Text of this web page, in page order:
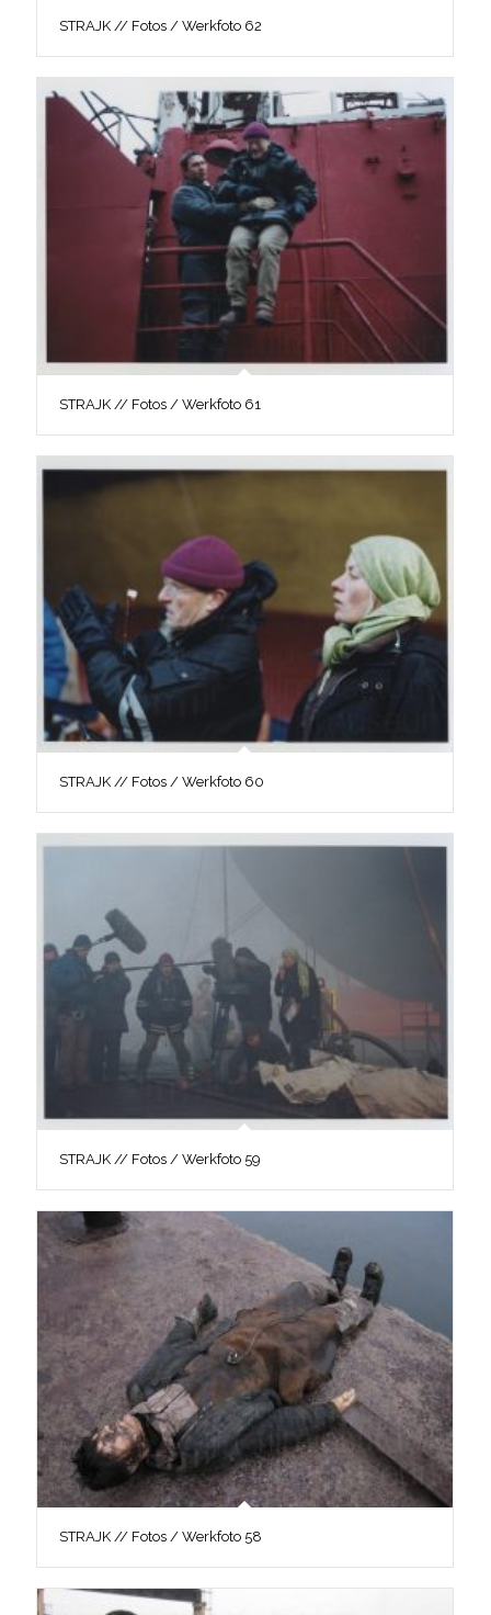
STRAJK // Fotos / Werkfoto 62
STRAJK // Fotos / Werkfoto 61
STRAJK // Fotos / Werkfoto 60
STRAJK // Fotos / Werkfoto 59
STRAJK // Fotos / Werkfoto 58